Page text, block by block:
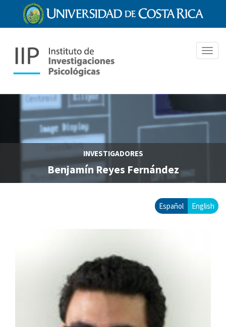
contenido
INVESTIGADORES
Benjamín Reyes Fernández
Español English